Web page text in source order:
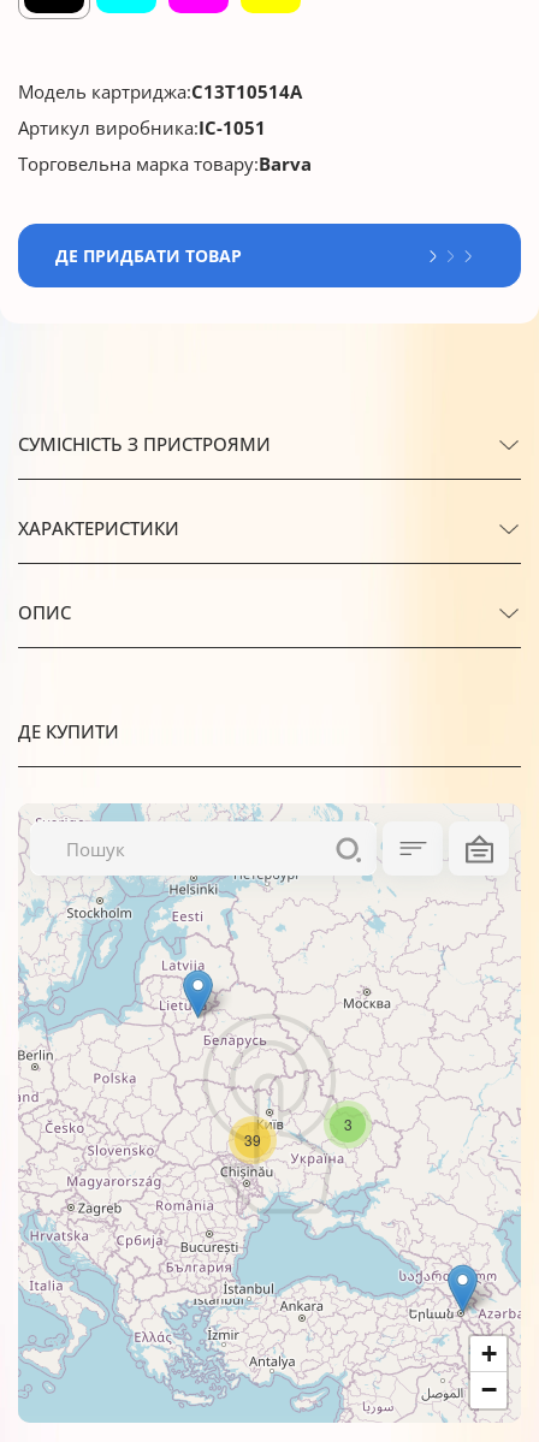
Модель картриджа:C13T10514A
Артикул виробника:IC-1051
Торговельна марка товару:Barva
ДЕ ПРИДБАТИ ТОВАР
СУМІСНІСТЬ З ПРИСТРОЯМИ
ХАРАКТЕРИСТИКИ
ОПИС
ДЕ КУПИТИ
3
39
+
−